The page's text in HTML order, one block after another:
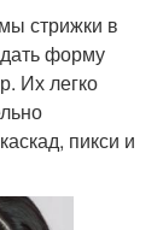
стрижки в
форму
Их легко
пикси и